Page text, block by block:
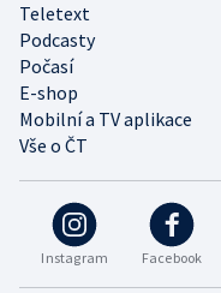
Instagram Facebook
Teletext
Podcasty
Počasí
E-shop
Mobilní a TV aplikace
Vše o ČT